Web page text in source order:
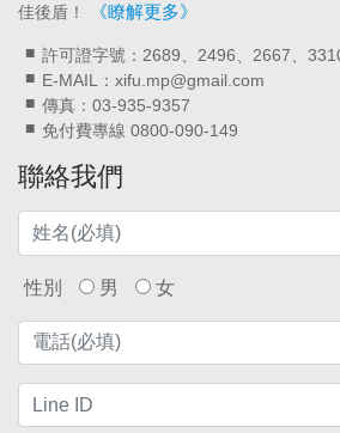
佳後盾！
《瞭解更多》
許可證字號：2689、2496、2667、
E-MAIL：xifu.mp@gmail.com
傳真：03-935-9357
免付費專線 0800-090-149
聯絡我們
性別 男 女